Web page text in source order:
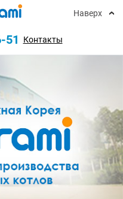
Наверх
51 Контакты